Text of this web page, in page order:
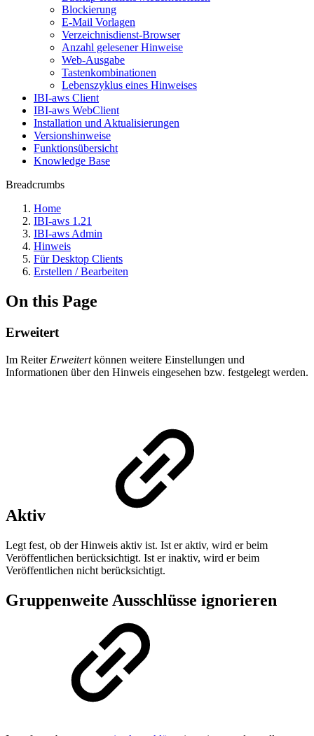
Blockierung
E-Mail Vorlagen
Verzeichnisdienst-Browser
Anzahl gelesener Hinweise
Web-Ausgabe
Tastenkombinationen
Lebenszyklus eines Hinweises
IBI-aws Client
IBI-aws WebClient
Installation und Aktualisierungen
Versionshinweise
Funktionsübersicht
Knowledge Base
Breadcrumbs
Home
IBI-aws 1.21
IBI-aws Admin
Hinweis
Für Desktop Clients
Erstellen / Bearbeiten
On this Page
Erweitert
Im Reiter Erweitertkönnen weitere Einstellungen und
Informationen über den Hinweis eingesehen bzw. festgelegt werden.
Aktiv
Legt fest, ob der Hinweis aktiv ist. Ist er aktiv, wird er beim
Veröffentlichen berücksichtigt. Ist er inaktiv, wird er beim
Veröffentlichen nicht berücksichtigt.
Gruppenweite Ausschlüsse ignorieren